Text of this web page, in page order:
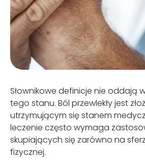
Słownikowe definicje nie oddają
tego stanu. Ból przewlekły jest
utrzymującym się stanem
leczenie często wymaga
skupiających się zarówno na
fizycznej.